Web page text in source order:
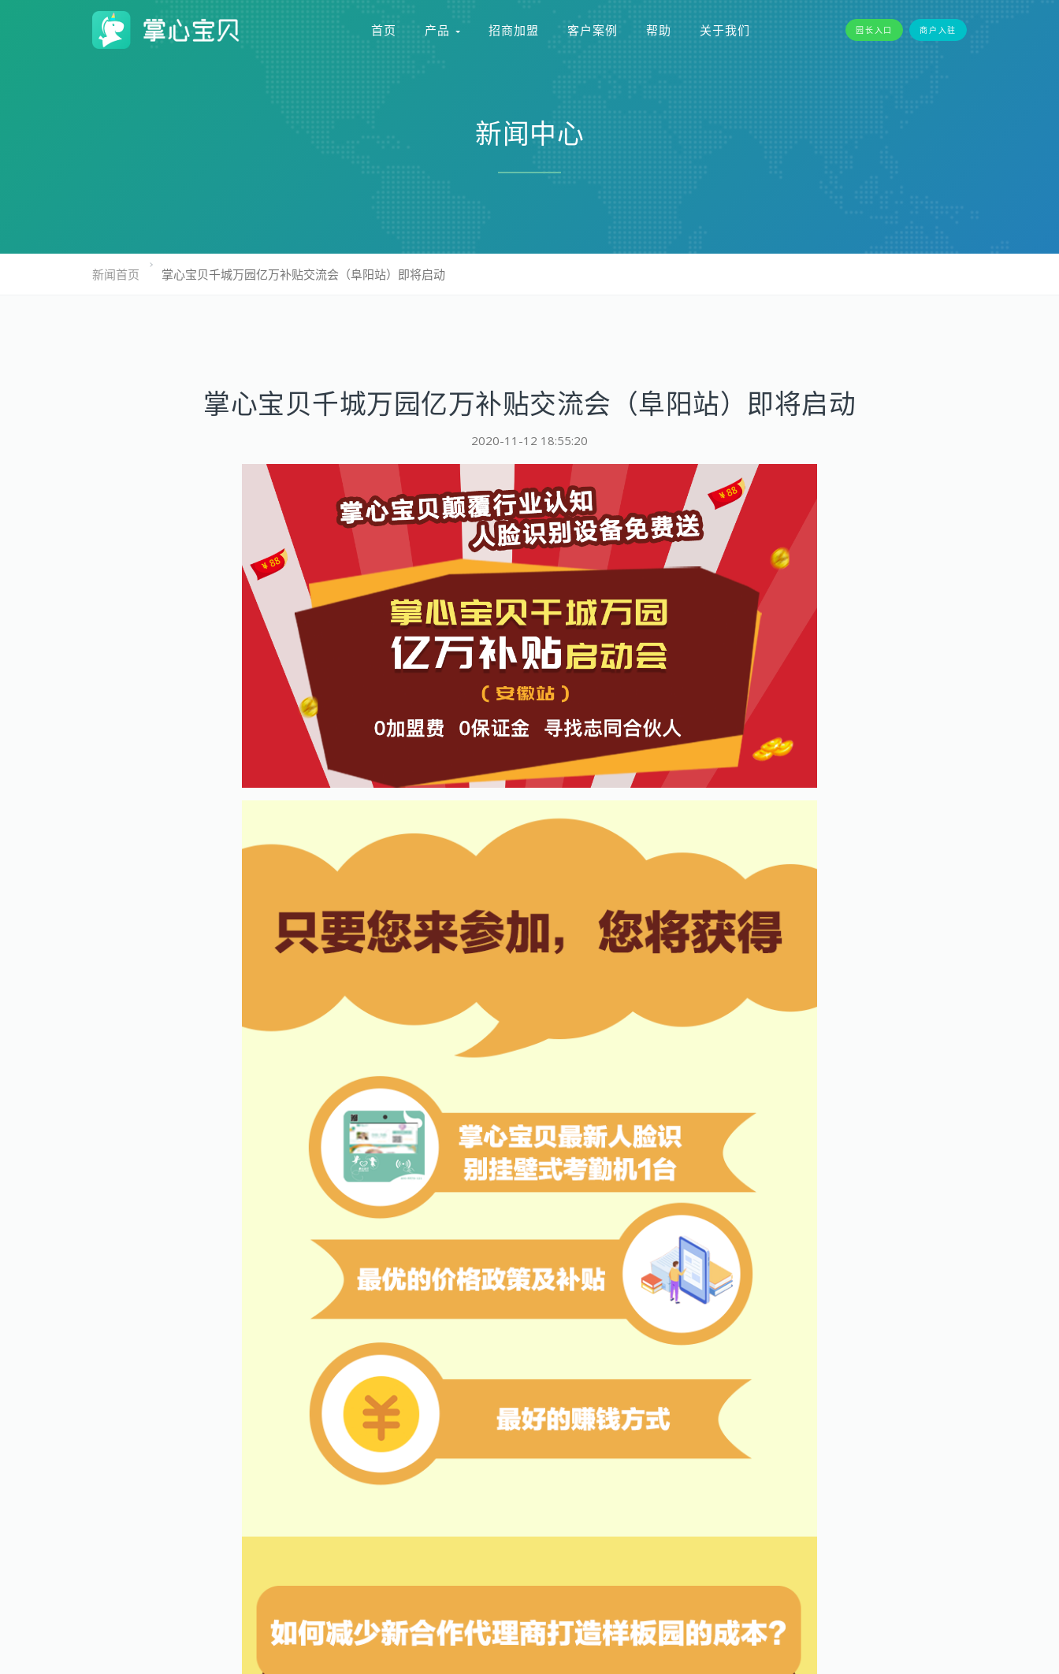
首页 产品 招商加盟 客户案例 帮助 关于我们 园长入口 商户入驻
新闻中心
新闻首页 掌心宝贝千城万园亿万补贴交流会（阜阳站）即将启动
掌心宝贝千城万园亿万补贴交流会（阜阳站）即将启动
2020-11-12 18:55:20